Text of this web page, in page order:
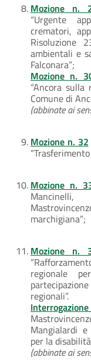
Mozione n.
“Urgente
crematori,
Risoluzione
ambientali e
Falconara”;
Mozione n.
“Ancora
Comune di
(abbinate ai
Mozione n. 32
Mozione n.
marchigiana”;
Mozione n.
regionale
regionali”.
Mangialardi
per la
(abbinate ai